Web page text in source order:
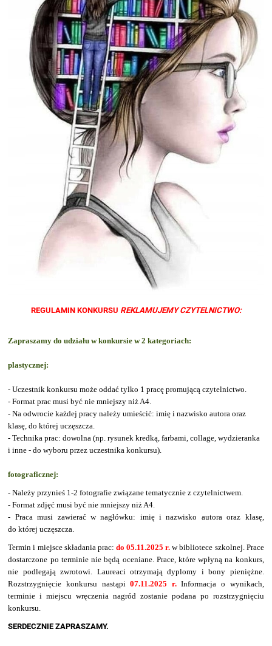
REGULAMIN KONKURSU REKLAMUJEMY CZYTELNICTWO:
Zapraszamy do udziału w konkursie w 2 kategoriach:
plastycznej:
- Uczestnik konkursu może oddać tylko 1 pracę promującą czytelnictwo.
- Format prac musi być nie mniejszy niż A4.
- Na odwrocie każdej pracy należy umieścić: imię i nazwisko autora oraz
klasę, do której uczęszcza.
- Technika prac: dowolna (np. rysunek kredką, farbami, collage, wydzieranka
i inne - do wyboru przez uczestnika konkursu).
fotograficznej:
- Należy przynieś 1-2 fotografie związane tematycznie z czytelnictwem.
- Format zdjęć musi być nie mniejszy niż A4.
- Praca musi zawierać w nagłówku: imię i nazwisko autora oraz klasę,
do której uczęszcza.
Termin i miejsce składania prac: do 05.11.2025 r. w bibliotece szkolnej. Prace
dostarczone po terminie nie będą oceniane. Prace, które wpłyną na konkurs,
nie podlegają zwrotowi. Laureaci otrzymają dyplomy i bony pieniężne.
Rozstrzygnięcie konkursu nastąpi 07.11.2025 r. Informacja o wynikach,
terminie i miejscu wręczenia nagród zostanie podana po rozstrzygnięciu
konkursu.
SERDECZNIE ZAPRASZAMY.